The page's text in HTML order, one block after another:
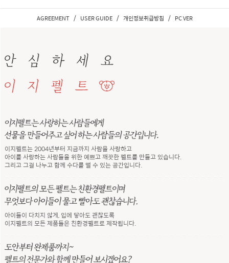
AGREEMENT / USER GUIDE / 개인정보취급방침 / PC VER
이지펠트는 2004년부터 지금까지 사람을 사랑하고
아이를 사랑하는 사람들을 위한 예쁘고 깨끗한 펠트를 만들고 있습니다.
그리고 그걸 나누고 함께 수다를 떨 수 있는 공간입니다.
아이들이 다치지 않게, 입에 닿아도 괜찮도록
이지펠트의 모든 제품들은 친환경펠트로 제작됩니다.